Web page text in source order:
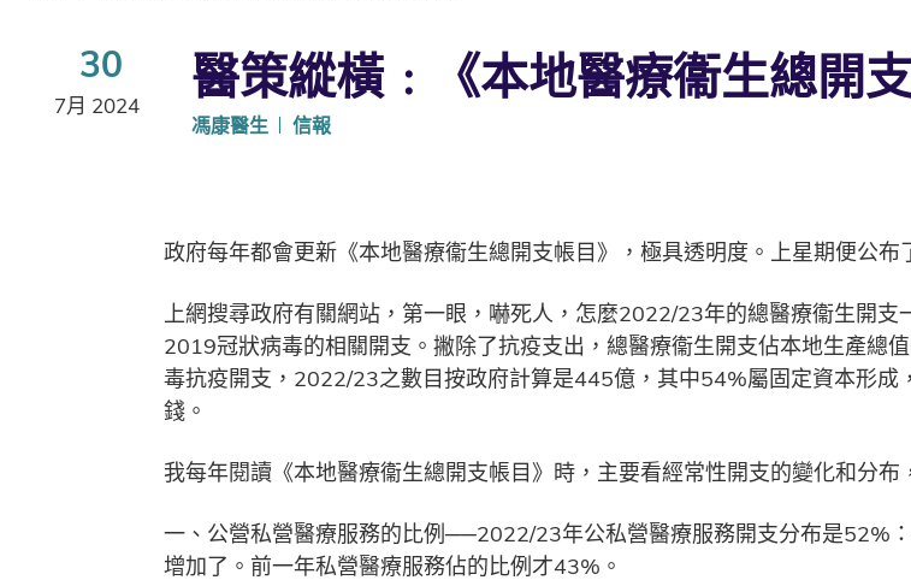
30
7月 2024 醫策縱橫﹕《本地醫療衞生總開
馮康醫生 信報
政府每年都會更新《本地醫療衞生總開支帳目》，極具透明度。上星期便公
上網搜尋政府有關網站，第一眼，嚇死人，怎麼2022/23年的總醫療衞生開
2019冠狀病毒的相關開支。撇除了抗疫支出，總醫療衞生開支佔本地生產總
毒抗疫開支，2022/23之數目按政府計算是445億，其中54%屬固定資本形
錢。
我每年閱讀《本地醫療衞生總開支帳目》時，主要看經常性開支的變化和分布
一、公營私營醫療服務的比例──2022/23年公私營醫療服務開支分布是52%
增加了。前一年私營醫療服務佔的比例才43%。